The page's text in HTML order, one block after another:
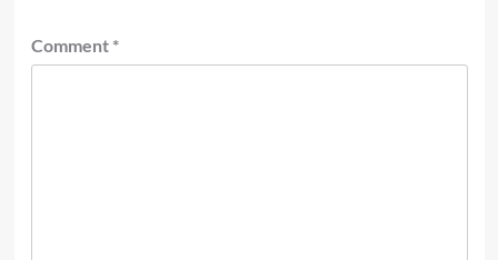
Comment *